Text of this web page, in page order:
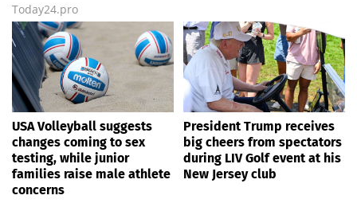
Today24.pro
USA Volleyball suggests
changes coming to sex
testing, while junior
families raise male athlete
concerns
President Trump receives
big cheers from spectators
during LIV Golf event at his
New Jersey club